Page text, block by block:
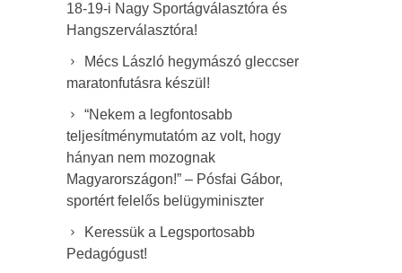
18-19-i Nagy Sportágválasztóra és
Hangszerválasztóra!
Mécs László hegymászó gleccser
maratonfutásra készül!
“Nekem a legfontosabb
teljesítménymutatóm az volt, hogy
hányan nem mozognak
Magyarországon!” – Pósfai Gábor,
sportért felelős belügyminiszter
Keressük a Legsportosabb
Pedagógust!